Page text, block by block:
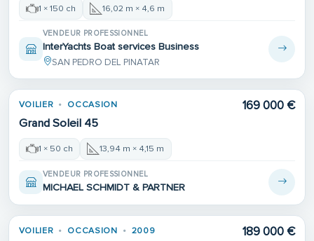
1 × 150 ch 16,02 m × 4,6 m
VENDEUR PROFESSIONNEL
InterYachts Boat services Business
SAN PEDRO DEL PINATAR
VOILIER OCCASION
Grand Soleil 45
169 000 €
1 × 50 ch 13,94 m × 4,15 m
VENDEUR PROFESSIONNEL
MICHAEL SCHMIDT & PARTNER
VOILIER OCCASION 2009 189 000 €